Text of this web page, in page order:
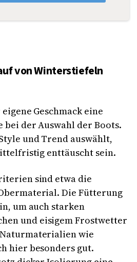
von Winterstiefeln
Geschmack eine
bei der Auswahl der Boots.
und Trend auswählt,
enttäuscht sein.
sind etwa die
Die Fütterung
um auch starken
und eisigem Frostwetter
wie
hier besonders gut.